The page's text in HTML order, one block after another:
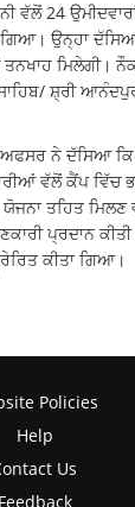
ਵੱਲੋਂ 24
ਉਨ੍ਹਾ
ਮਿਲੇਗੀ।
ਸ਼੍ਰੀ
ਨੇ ਦੱਸਿਆ
ਵੱਲੋਂ ਕੈਂਪ ਵਿੱਚ
ਤਹਿਤ
ਪ੍ਰਦਾਨ
ਕੀਤਾ ਗਿਆ।
Policies
Help
Us
Feedback